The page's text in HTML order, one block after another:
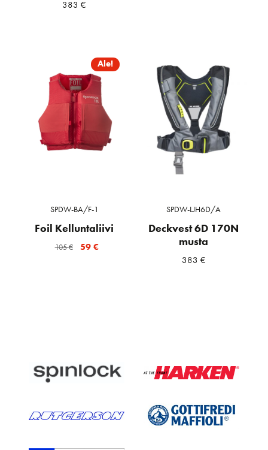
383€
Ale!
SPDW-BA/F-1
Foil Kelluntaliivi
105€
Alkuperäinen
59 €Nykyinen
SPDW-LJH6D/A
Deckvest 6D 170N
musta
383 €